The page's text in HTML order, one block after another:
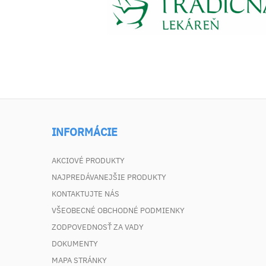
INFORMÁCIE
AKCIOVÉ PRODUKTY
NAJPREDÁVANEJŠIE PRODUKTY
KONTAKTUJTE NÁS
VŠEOBECNÉ OBCHODNÉ PODMIENKY
ZODPOVEDNOSŤ ZA VADY
DOKUMENTY
MAPA STRÁNKY